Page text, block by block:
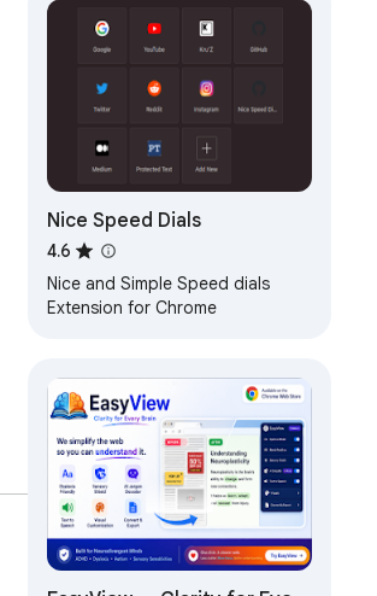
Nice Speed Dials
4.6
Nice and Simple Speed dials
Extension for Chrome